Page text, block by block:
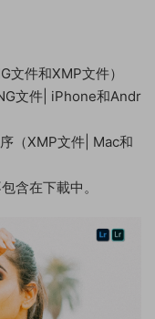
文件和XMP文件）
文件| iPhone和Andr
（XMP文件| Mac和
含在下載中。